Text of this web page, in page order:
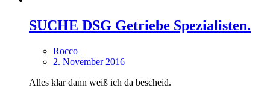
SUCHE DSG Getriebe Spezialisten.
Rocco
2. November 2016
Alles klar dann weiß ich da bescheid.